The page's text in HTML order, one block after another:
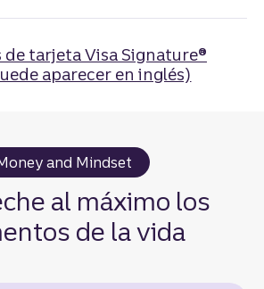
de tarjeta Visa Signature®
aparecer en inglés)
and Mindset
al máximo los
de la vida